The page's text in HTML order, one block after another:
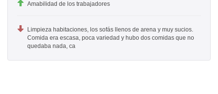
Amabilidad de los trabajadores
Limpieza habitaciones, los sofás llenos de arena y muy sucios.
Comida era escasa, poca variedad y hubo dos comidas que no
quedaba nada, ca